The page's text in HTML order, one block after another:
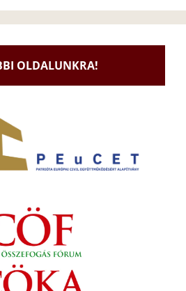
OLDALUNKRA!